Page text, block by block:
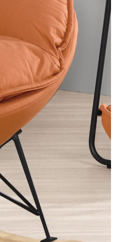
。
等因素，導致無法順利配送，
將由買方自行支付。
天到貨前皆會再與您通知，
得視狀況延後或停止運送服
定樓面。
家環境不同。若屬人
與消費者報價，消費
之情形，我們需酌收
定時日會給予折扣，
。